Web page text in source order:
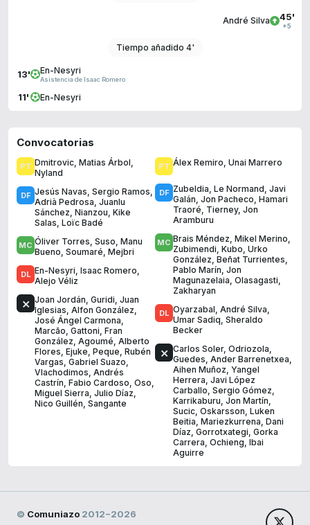
45'
+5
André Silva
Tiempo añadido 4'
13' En-Nesyri
Asistencia de Isaac Romero
11' En-Nesyri
Convocatorias
Dmitrovic, Matias Árbol,
Nyland
Jesús Navas, Sergio Ramos,
Adrià Pedrosa, Juanlu
Sánchez, Nianzou, Kike
Salas, Loïc Badé
Óliver Torres, Suso, Manu
Bueno, Soumaré, Mejbri
En-Nesyri, Isaac Romero,
Alejo Véliz
Joan Jordán, Guridi, Juan
Iglesias, Alfon González,
José Ángel Carmona,
Marcão, Gattoni, Fran
González, Agoumé, Alberto
Flores, Ejuke, Peque, Rubén
Vargas, Gabriel Suazo,
Vlachodimos, Andrés
Castrín, Fabio Cardoso, Oso,
Miguel Sierra, Julio Díaz,
Nico Guillén, Sangante
Álex Remiro, Unai Marrero
Zubeldia, Le Normand, Javi
Galán, Jon Pacheco, Hamari
Traoré, Tierney, Jon
Aramburu
Brais Méndez, Mikel Merino,
Zubimendi, Kubo, Urko
González, Beñat Turrientes,
Pablo Marín, Jon
Magunazelaia, Olasagasti,
Zakharyan
Oyarzabal, André Silva,
Umar Sadiq, Sheraldo
Becker
Carlos Soler, Odriozola,
Guedes, Ander Barrenetxea,
Aihen Muñoz, Yangel
Herrera, Javi López
Carballo, Sergio Gómez,
Karrikaburu, Jon Martín,
Sucic, Oskarsson, Luken
Beitia, Mariezkurrena, Dani
Díaz, Gorrotxategi, Gorka
Carrera, Ochieng, Ibai
Aguirre
© Comuniazo 2012−2026